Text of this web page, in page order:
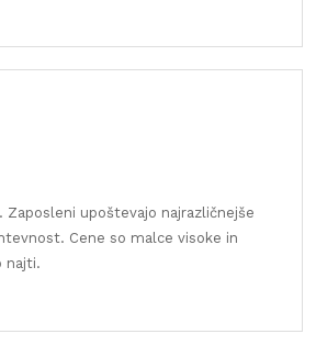
Zaposleni upoštevajo najrazličnejše
Cene so malce visoke in
najti.